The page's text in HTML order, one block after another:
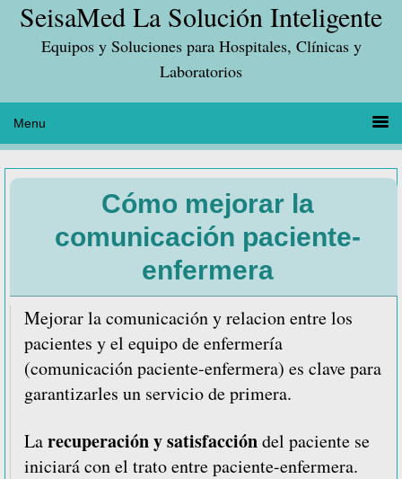
Saltar
principal
Saltar
contenido
Saltar
lateral
principal
SeisaMed La Solución Inteligente
Equipos y Soluciones para Hospitales, Clínicas y
Laboratorios
Cómo mejorar la
comunicación paciente-
enfermera
Mejorar la comunicación y relacion entre los
pacientes y el equipo de enfermería
(comunicación paciente-enfermera) es clave para
garantizarles un servicio de primera.
Larecuperación y satisfaccióndel paciente se
iniciará con el trato entre paciente-enfermera.